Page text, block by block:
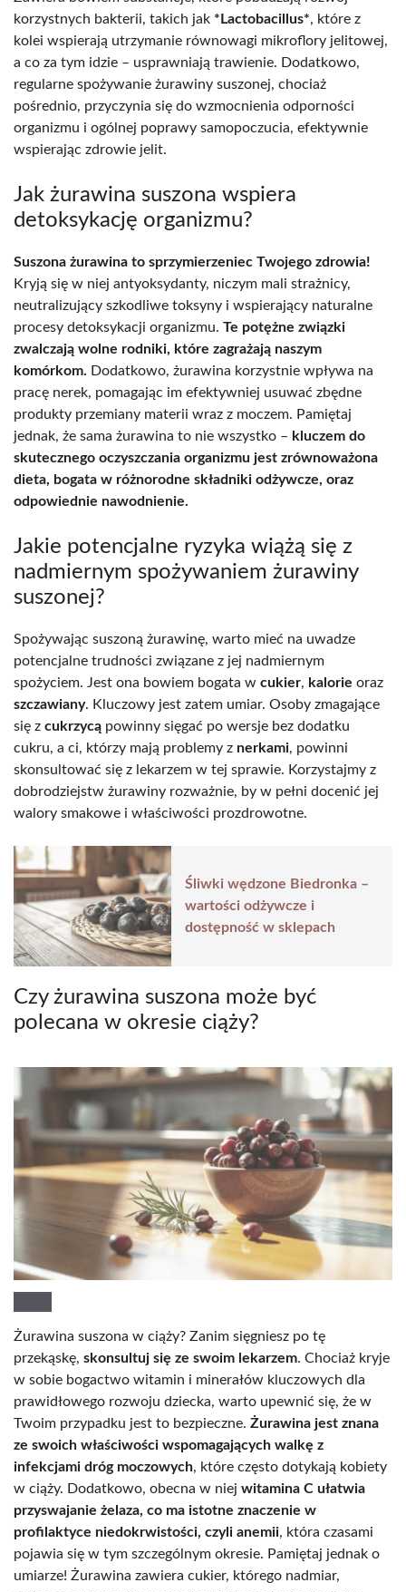
korzystnych bakterii, takich jak *Lactobacillus*, które z
kolei wspierają utrzymanie równowagi mikroflory jelitowej,
a co za tym idzie – usprawniają trawienie. Dodatkowo,
regularne spożywanie żurawiny suszonej, chociaż
pośrednio, przyczynia się do wzmocnienia odporności
organizmu i ogólnej poprawy samopoczucia, efektywnie
wspierając zdrowie jelit.
Jak żurawina suszona wspiera
detoksykację organizmu?
Suszona żurawina to sprzymierzeniec Twojego zdrowia!
Kryją się w niej antyoksydanty, niczym mali strażnicy,
neutralizujący szkodliwe toksyny i wspierający naturalne
procesy detoksykacji organizmu. Te potężne związki
zwalczają wolne rodniki, które zagrażają naszym
komórkom. Dodatkowo, żurawina korzystnie wpływa na
pracę nerek, pomagając im efektywniej usuwać zbędne
produkty przemiany materii wraz z moczem. Pamiętaj
jednak, że sama żurawina to nie wszystko – kluczem do
skutecznego oczyszczania organizmu jest zrównoważona
dieta, bogata w różnorodne składniki odżywcze, oraz
odpowiednie nawodnienie.
Jakie potencjalne ryzyka wiążą się z
nadmiernym spożywaniem żurawiny
suszonej?
Spożywając suszoną żurawinę, warto mieć na uwadze
potencjalne trudności związane z jej nadmiernym
spożyciem. Jest ona bowiem bogata w cukier, kalorie oraz
szczawiany. Kluczowy jest zatem umiar. Osoby zmagające
się z cukrzycą powinny sięgać po wersje bez dodatku
cukru, a ci, którzy mają problemy z nerkami, powinni
skonsultować się z lekarzem w tej sprawie. Korzystajmy z
dobrodziejstw żurawiny rozważnie, by w pełni docenić jej
walory smakowe i właściwości prozdrowotne.
Śliwki wędzone Biedronka –
wartości odżywcze i
dostępność w sklepach
Czy żurawina suszona może być
polecana w okresie ciąży?
Żurawina suszona w ciąży? Zanim sięgniesz po tę
przekąskę, skonsultuj się ze swoim lekarzem. Chociaż kryje
w sobie bogactwo witamin i minerałów kluczowych dla
prawidłowego rozwoju dziecka, warto upewnić się, że w
Twoim przypadku jest to bezpieczne. Żurawina jest znana
ze swoich właściwości wspomagających walkę z
infekcjami dróg moczowych, które często dotykają kobiety
w ciąży. Dodatkowo, obecna w niej witamina C ułatwia
przyswajanie żelaza, co ma istotne znaczenie w
profilaktyce niedokrwistości, czyli anemii, która czasami
pojawia się w tym szczególnym okresie. Pamiętaj jednak o
umiarze! Żurawina zawiera cukier, którego nadmiar,